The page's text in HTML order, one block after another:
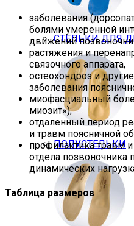
СТЕЛЬКИ ДЛЯ
ПОЛУСТЕЛЬКИ
заболевания
болями умеренной
движений
растяжения и
связочного аппарата,
остеохондроз и
заболевания
миофасциальный
миозит»);
отдаленный период
и травм поясничной
профилактика травм
отдела позвоночника
динамических
Таблица размеров